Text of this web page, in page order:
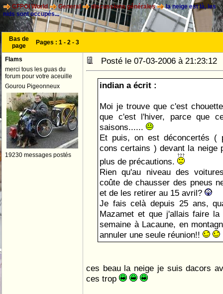
CFPOI World General discussions générales
la neige est là, les
nids sont occupés...
Bas de
page
Pages : 1 - 2 - 3
Flams
merci tous les guas du
forum pour votre aceuille
Gourou Pigeonneux
19230 messages postés
Posté le 07-03-2006 à
indian a écrit :
Moi je trouve que c'est
que c'est l'hiver, parce que
saisons......
Et puis, on est déconcertés (
cons certains ) devant la neige
plus de précautions.
Rien qu'au niveau des
coûte de chausser des pneus
et de les retirer au 15 avril?
Je fais celà depuis 25 ans,
Mazamet et que j'allais faire la
semaine à Lacaune, en
annuler une seule réunion!!
ces beau la neige je suis dacors
ces trop